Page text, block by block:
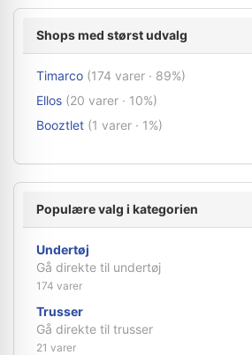
Shops med størst udvalg
Timarco (174 varer · 89%)
Ellos (20 varer · 10%)
Booztlet (1 varer · 1%)
Populære valg i kategorien
Undertøj
Gå direkte til undertøj
174 varer
Trusser
Gå direkte til trusser
21 varer